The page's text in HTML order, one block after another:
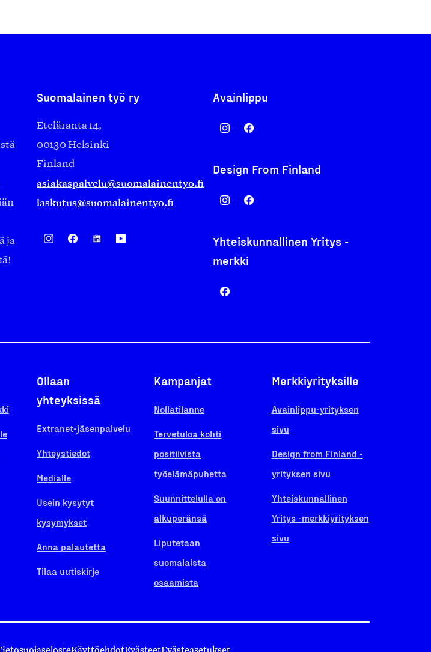
ja
Suomalainen työ ry
Eteläranta 14,
00130 Helsinki
Finland
asiakaspalvelu@suomalainentyo.fi
laskutus@suomalainentyo.fi
Avainlippu
Design From Finland
Yhteiskunnallinen Yritys -
merkki
Ollaan
yhteyksissä
Extranet-jäsenpalvelu
Yhteystiedot
Medialle
Usein kysytyt
kysymykset
Anna palautetta
Tilaa uutiskirje
Kampanjat
Nollatilanne
Tervetuloa kohti
positiivista
työelämäpuhetta
Suunnittelulla on
alkuperänsä
Liputetaan
suomalaista
osaamista
Merkkiyrityksille
Avainlippu-yrityksen
sivu
Design from Finland -
yrityksen sivu
Yhteiskunnallinen
Yritys -merkkiyrityksen
sivu